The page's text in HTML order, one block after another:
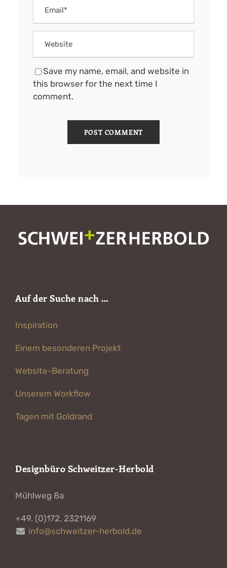
Save my name, email, and website in
this browser for the next time I
comment.
Auf der Suche nach …
Inspiration
Einem besonderen Projekt
Website-Beratung
Unserem Workflow
Tagen mit Goldrand
Designbüro Schweitzer-Herbold
Mühlweg 8a
+49. (0)172. 2321169
info@schweitzer-herbold.de